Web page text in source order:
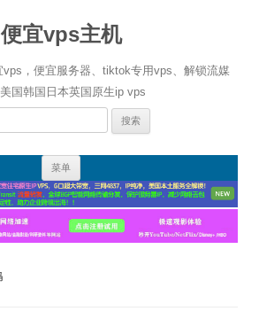
便宜vps主机
，便宜服务器、tiktok专用vps、解锁流媒
国韩国日本英国原生ip vps
菜单
正
文